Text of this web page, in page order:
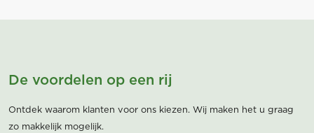
De voordelen op een rij
Ontdek waarom klanten voor ons kiezen. Wij maken het u graag
zo makkelijk mogelijk.